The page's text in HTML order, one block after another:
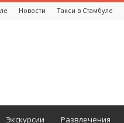
Новости Такси в Стамбуле
Экскурсии Развлечения